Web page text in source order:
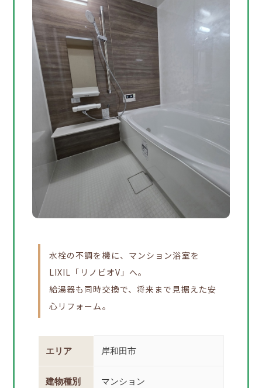
水栓の不調を機に、マンション浴室を
LIXIL「リノビオV」へ。
給湯器も同時交換で、将来まで見据えた安
心リフォーム。
エリア 岸和田市
建物種別 マンション